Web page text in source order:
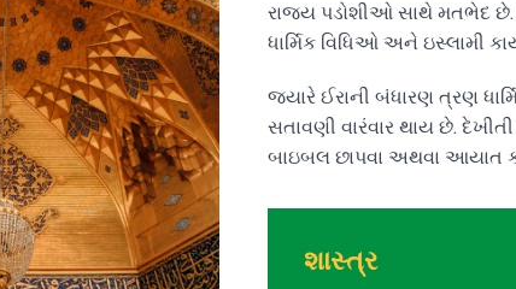
રાજ્ય પડોશીઓ સાથે મતભેદ છે.
ધાર્મિક વિધિઓ અને ઇસ્લામી
જ્યારે ઈરાની બંધારણ ત્રણ
સતાવણી વારંવાર થાય છે.
બાઇબલ છાપવા અથવા આયાત
શાસ્ત્ર